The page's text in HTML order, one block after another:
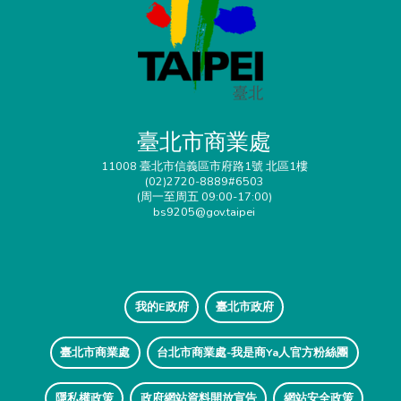
臺北市商業處
11008 臺北市信義區市府路1號 北區1樓
(02)2720-8889#6503
(周一至周五 09:00-17:00)
bs9205@gov.taipei
我的E政府 臺北市政府
臺北市商業處 台北市商業處-我是商Ya人官方粉絲團